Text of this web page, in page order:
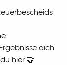
dich
hier 🤝